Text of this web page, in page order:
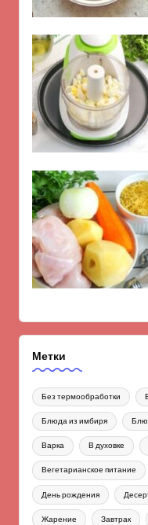
Метки
Без термообработки
Блюда из имбиря
Варка В духовке
Вегетарианское питание
День рождения
Жарение Завтрак